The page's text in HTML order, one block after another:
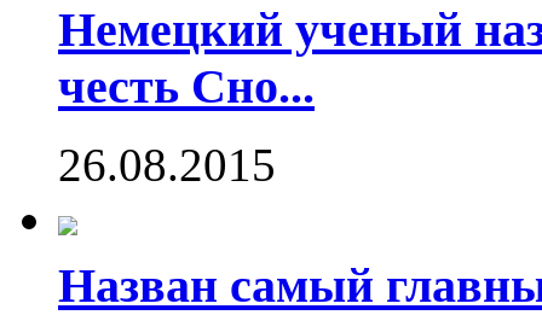
Немецкий ученый
честь Сно...
26.08.2015
Назван самый